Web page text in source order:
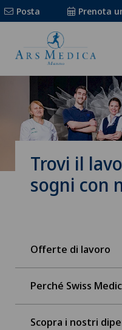
Posta Prenota
Trovi il
sogni con
Offerte di lavoro
Perché Swiss
Scopra i nostri